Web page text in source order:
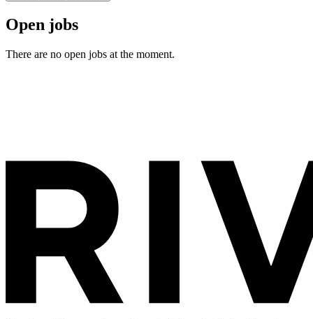
Open jobs
There are no open jobs at the moment.